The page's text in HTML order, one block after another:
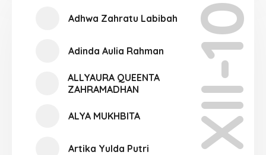
XII-10
Adhwa Zahratu Labibah
Adinda Aulia Rahman
ALLYAURA QUEENTA
ZAHRAMADHAN
ALYA MUKHBITA
Artika Yulda Putri